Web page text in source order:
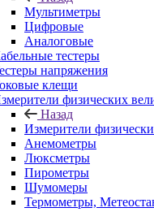
Мультиметры
Цифровые
Аналоговые
тестеры
напряжения
клещи
физических
Назад
Измерители
Анемометры
Люксметры
Пирометры
Шумомеры
Термометры,